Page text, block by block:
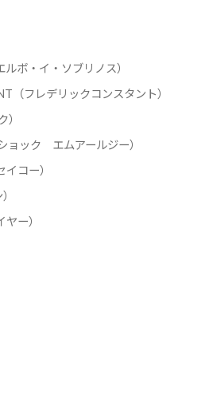
ボ・イ・ソブリノス）
（フレデリックコンスタント）
ョック エムアールジー）
コー）
ー）